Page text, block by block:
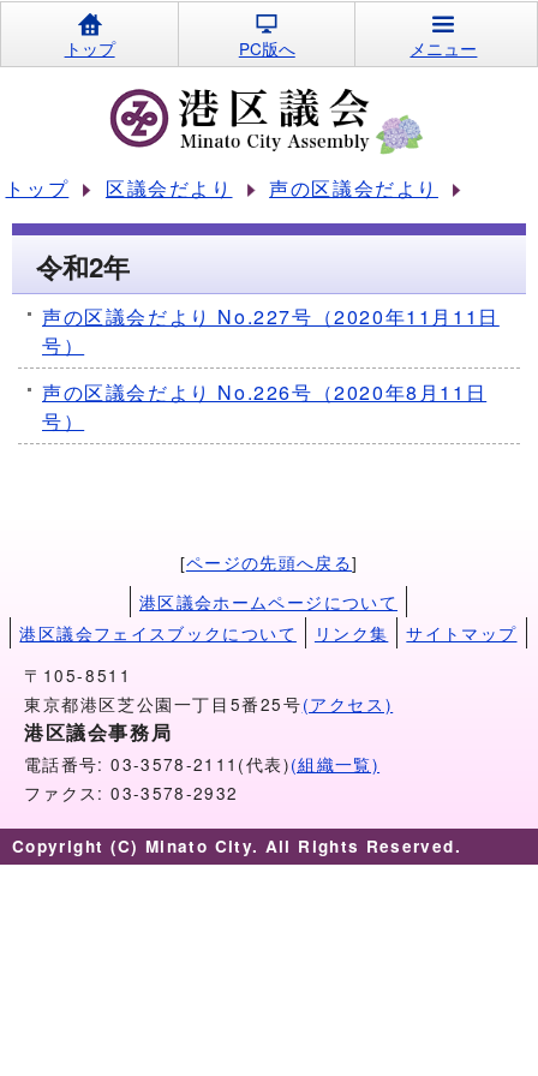
トップ PC版へ メニュー
トップ 区議会だより 声の区議会だより
令和2年
声の区議会だより No.227号（2020年11月11日
号）
声の区議会だより No.226号（2020年8月11日
号）
[ページの先頭へ戻る]
港区議会ホームページについて
港区議会フェイスブックについて
リンク集
サイトマップ
〒105-8511
東京都港区芝公園一丁目5番25号(アクセス)
港区議会事務局
電話番号: 03-3578-2111(代表)(組織一覧)
ファクス: 03-3578-2932
Copyright (C) Minato City. All Rights Reserved.